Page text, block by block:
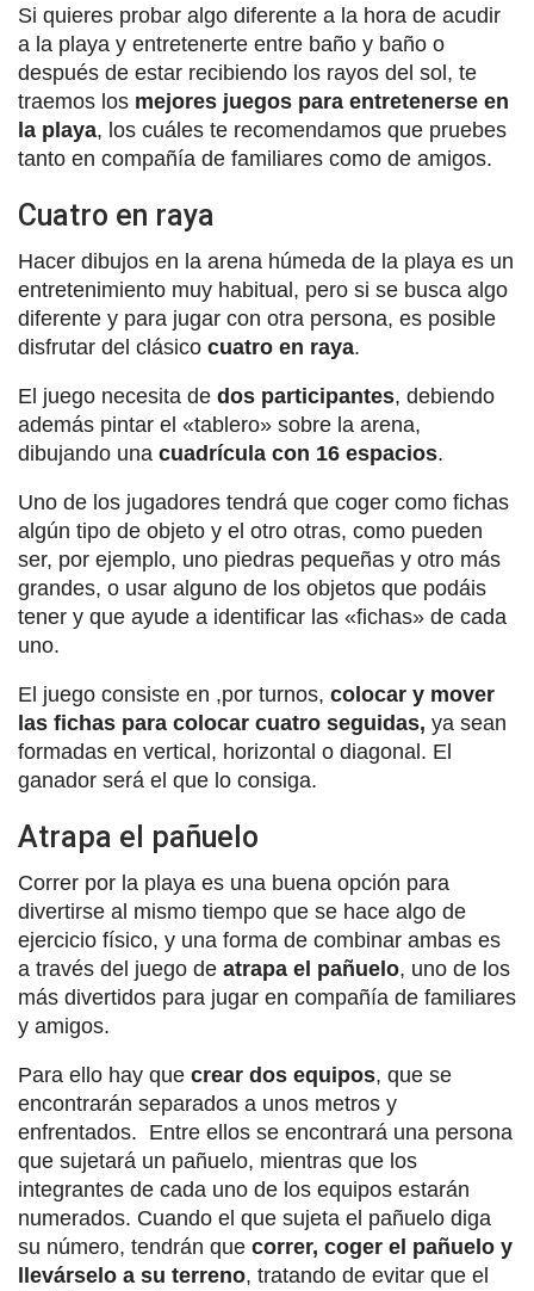
Si quieres probar algo diferente a la hora de acudir
a la playa y entretenerte entre baño y baño o
después de estar recibiendo los rayos del sol, te
traemos los mejores juegos para entretenerse en
la playa, los cuáles te recomendamos que pruebes
tanto en compañía de familiares como de amigos.
Cuatro en raya
Hacer dibujos en la arena húmeda de la playa es un
entretenimiento muy habitual, pero si se busca algo
diferente y para jugar con otra persona, es posible
disfrutar del clásico cuatro en raya.
El juego necesita de dos participantes, debiendo
además pintar el «tablero» sobre la arena,
dibujando una cuadrícula con 16 espacios.
Uno de los jugadores tendrá que coger como fichas
algún tipo de objeto y el otro otras, como pueden
ser, por ejemplo, uno piedras pequeñas y otro más
grandes, o usar alguno de los objetos que podáis
tener y que ayude a identificar las «fichas» de cada
uno.
El juego consiste en ,por turnos, colocar y mover
las fichas para colocar cuatro seguidas, ya sean
formadas en vertical, horizontal o diagonal. El
ganador será el que lo consiga.
Atrapa el pañuelo
Correr por la playa es una buena opción para
divertirse al mismo tiempo que se hace algo de
ejercicio físico, y una forma de combinar ambas es
a través del juego de atrapa el pañuelo, uno de los
más divertidos para jugar en compañía de familiares
y amigos.
Para ello hay que crear dos equipos, que se
encontrarán separados a unos metros y
enfrentados. Entre ellos se encontrará una persona
que sujetará un pañuelo, mientras que los
integrantes de cada uno de los equipos estarán
numerados. Cuando el que sujeta el pañuelo diga
su número, tendrán que correr, coger el pañuelo y
llevárselo a su terreno, tratando de evitar que el